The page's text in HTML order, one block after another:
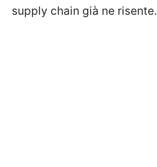
supply chain già ne risente.